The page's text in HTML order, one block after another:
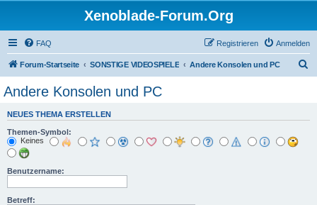
Xenoblade-Forum.Org
FAQ Anmelden
Registrieren
Forum-Startseite SONSTIGE VIDEOSPIELE Andere Konsolen und PC
Andere Konsolen und PC
NEUES THEMA ERSTELLEN
Themen-Symbol:
Keines
Benutzername:
Betreff: